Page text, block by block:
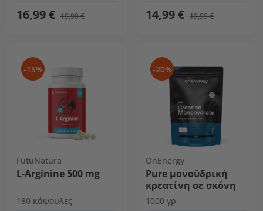
16,99 € 19,99 € 14,99 € 19,99 €
-15%
FutuNatura
L-Arginine 500 mg
180 κάψουλες
-20%
OnEnergy
Pure μονοϋδρική
κρεατίνη σε σκόνη
1000 γρ